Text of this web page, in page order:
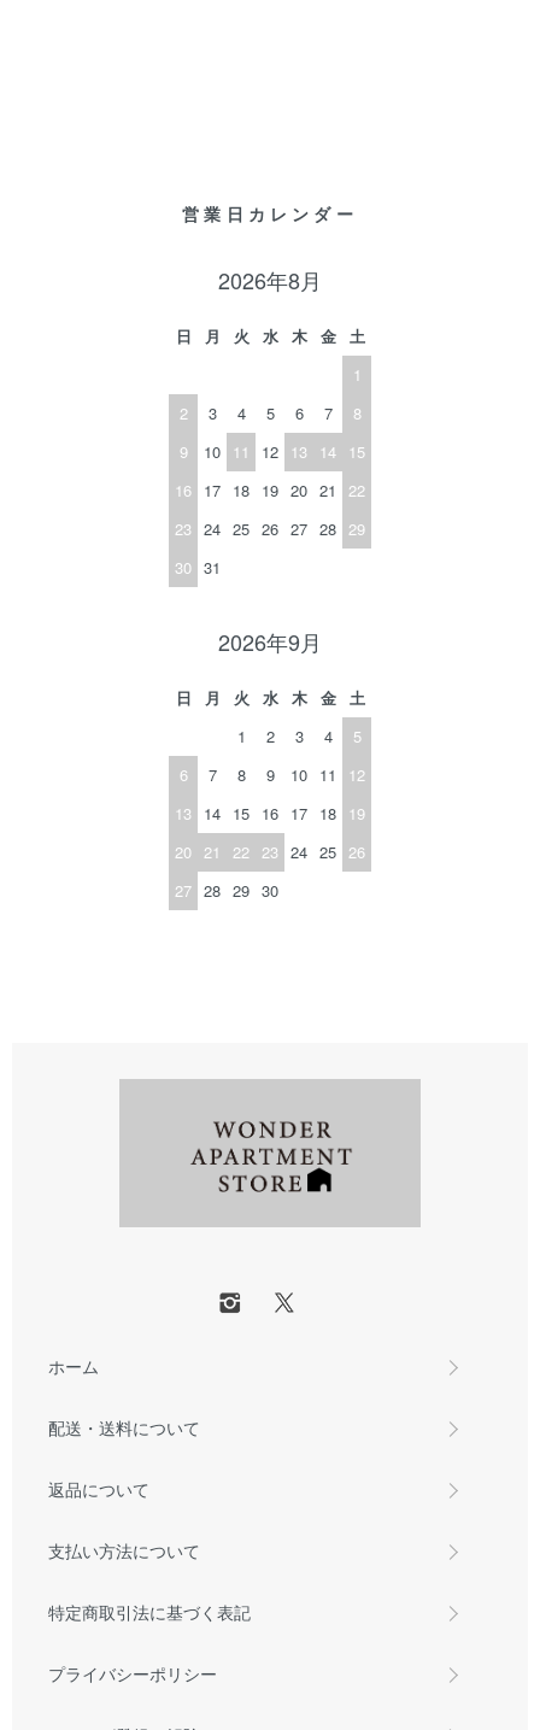
営業日カレンダー
2026年8月
日 月 火 水 木 金
土
1
2
3 4 5 6 7
8
9
10 11 12 13 14
15
16 17 18 19 20 21
22
23 24 25 26 27 28 29
30 31
2026年9月
日 月 火 水 木 金
土
1
2 3 4
5
6
7 8 9 10 11
12
13
14 15 16 17 18
19
20 21 22 23 24 25 26
27 28 29 30
ホーム
配送・送料について
返品について
支払い方法について
特定商取引法に基づく表記
プライバシーポリシー